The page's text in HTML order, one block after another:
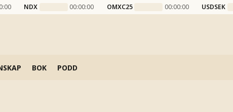
NDX 00:00:00 OMXC25 00:00:00 USDSEK
BOK PODD